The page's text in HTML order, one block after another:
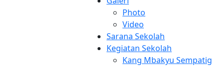
Photo
Video
Sarana Sekolah
Kegiatan Sekolah
Kang Mbakyu Sempatig